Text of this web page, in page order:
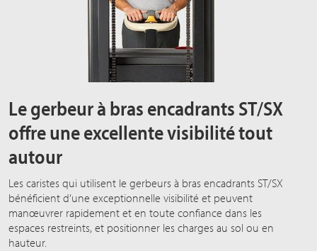
Le gerbeur à bras encadrants ST/SX
offre une excellente visibilité tout
autour
Les caristes qui utilisent le gerbeurs à bras encadrants ST/SX
bénéficient d’une exceptionnelle visibilité et peuvent
manœuvrer rapidement et en toute confiance dans les
espaces restreints, et positionner les charges au sol ou en
hauteur.